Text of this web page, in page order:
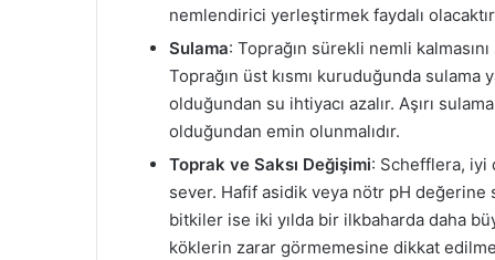
nemlendirici yerleştirmek faydalı
Sulama: Toprağın sürekli nemli
Toprağın üst kısmı kuruduğunda sulama
olduğundan su ihtiyacı azalır. Aşırı
olduğundan emin olunmalıdır.
Toprak ve Saksı Değişimi: Schefflera, iyi
sever. Hafif asidik veya nötr pH
bitkiler ise iki yılda bir ilkbaharda daha
köklerin zarar görmemesine dikkat